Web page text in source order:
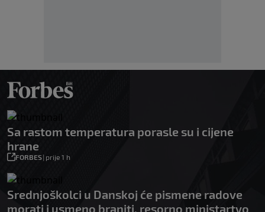
Sa rastom temperatura porasle su i cijene
hrane
FORBES| prije 1 h
Srednjoškolci u Danskoj će pismene radove
morati i usmeno braniti, resorno ministartvo